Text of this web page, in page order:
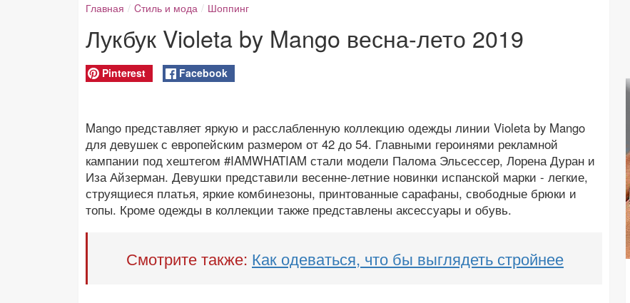
Главная / Cтиль и мода / Шоппинг
Лукбук Violeta by Mango весна-лето 2019
Pinterest Facebook
Mango представляет яркую и расслабленную коллекцию одежды линии Violeta by Mango
для девушек с европейским размером от 42 до 54. Главными героинями рекламной
кампании под хештегом #IAMWHATIAM стали модели Палома Эльсессер, Лорена Дуран и
Иза Айзерман. Девушки представили весенне-летние новинки испанской марки - легкие,
струящиеся платья, яркие комбинезоны, принтованные сарафаны, свободные брюки и
топы. Кроме одежды в коллекции также представлены аксессуары и обувь.
Смотрите также: Как одеваться, что бы выглядеть стройнее